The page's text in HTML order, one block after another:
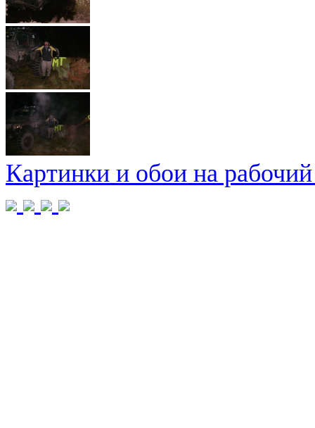
Картинки и обои на